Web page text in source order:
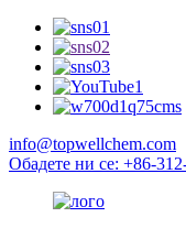
info@topwellchem.com
Обадете ни се: +86-